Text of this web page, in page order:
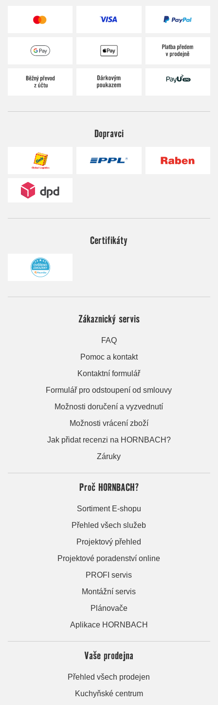
Dopravci
Certifikáty
Zákaznický servis
FAQ
Pomoc a kontakt
Kontaktní formulář
Formulář pro odstoupení od smlouvy
Možnosti doručení a vyzvednutí
Možnosti vrácení zboží
Jak přidat recenzi na HORNBACH?
Záruky
Proč HORNBACH?
Sortiment E-shopu
Přehled všech služeb
Projektový přehled
Projektové poradenství online
PROFI servis
Montážní servis
Plánovače
Aplikace HORNBACH
Vaše prodejna
Přehled všech prodejen
Kuchyňské centrum